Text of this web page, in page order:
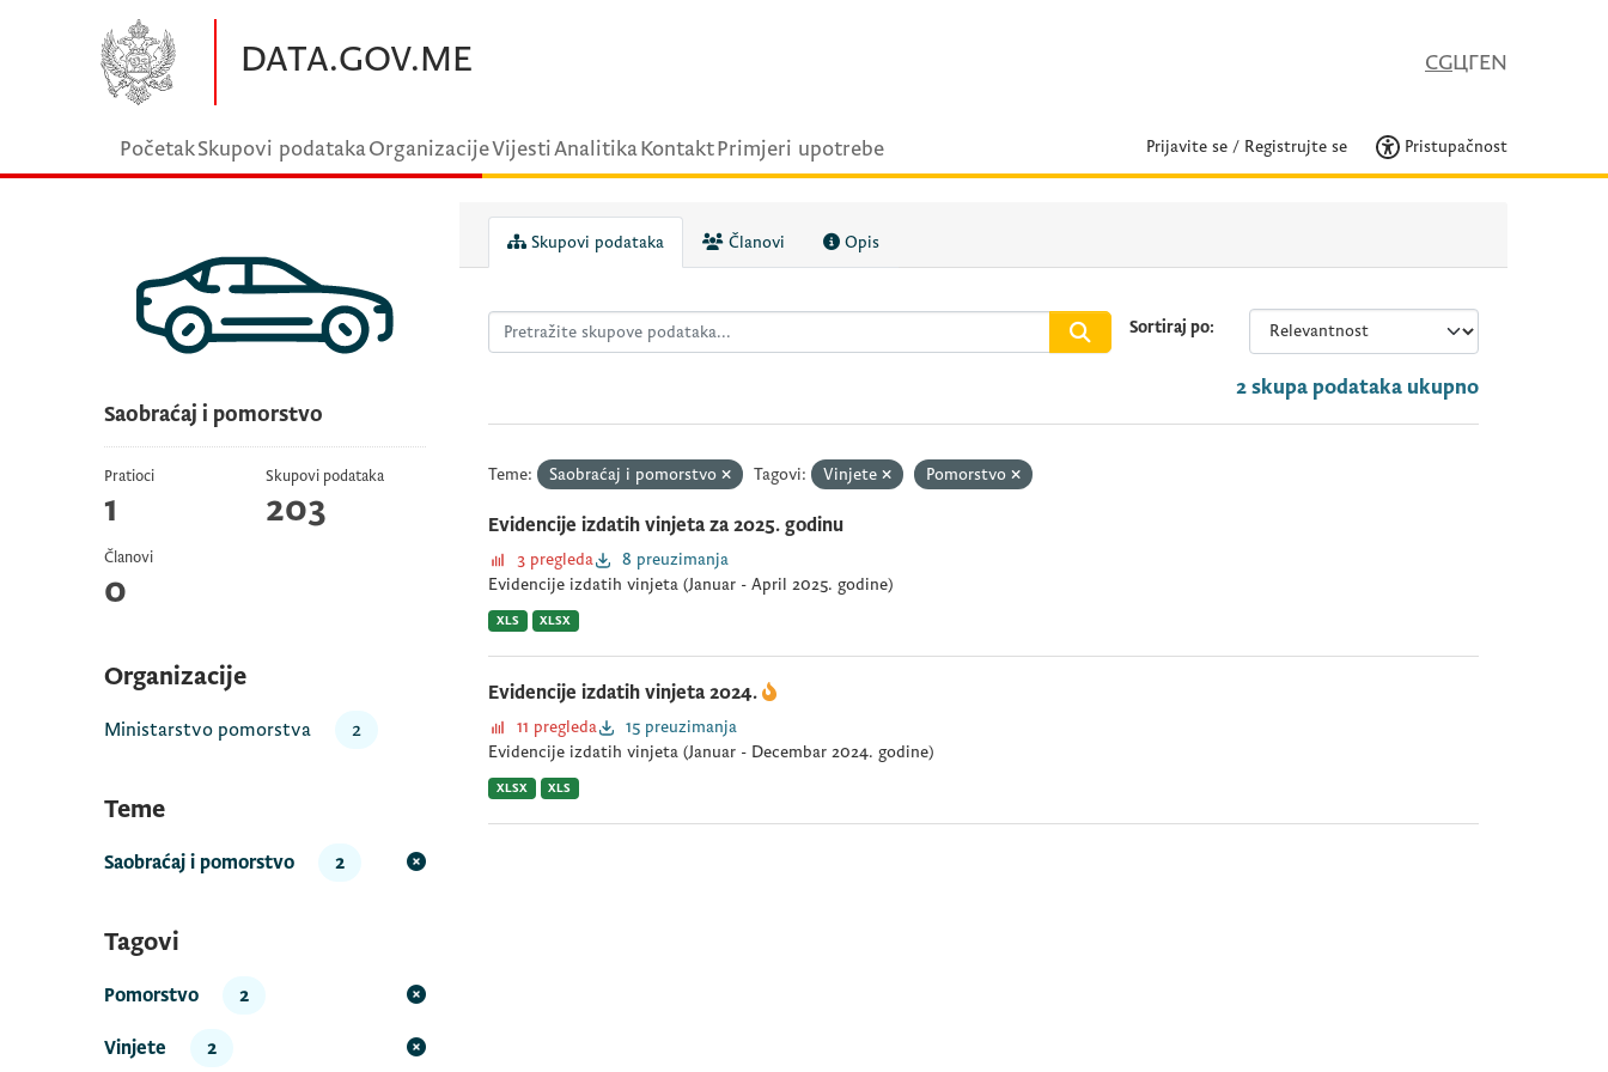
DATA.GOV.ME CGЦГEN
PočetakSkupovi podatakaOrganizacijeVijestiAnalitikaKontaktPrimjeri upotrebe Prijavite se / Registrujte se Pristupačnost
Saobraćaj i pomorstvo
Pratioci
1
Skupovi podataka
203
Članovi
0
Organizacije
Ministarstvo pomorstva 2
Teme
Saobraćaj i pomorstvo 2
Tagovi
Pomorstvo 2
Vinjete 2
Skupovi podataka Članovi Opis
Sortiraj po
2 skupa podataka ukupno
Teme: Saobraćaj i pomorstvo Tagovi: Vinjete Pomorstvo
Evidencije izdatih vinjeta za 2025. godinu
3 pregleda
8 preuzimanja
Evidencije izdatih vinjeta (Januar - April 2025. godine)
XLS XLSX
Evidencije izdatih vinjeta 2024.
11 pregleda
15 preuzimanja
Evidencije izdatih vinjeta (Januar - Decembar 2024. godine)
XLSX XLS